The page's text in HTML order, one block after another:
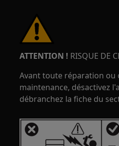
ATTENTION ! RISQUE DE
Avant toute réparation ou
maintenance, désactivez
débranchez la fiche du